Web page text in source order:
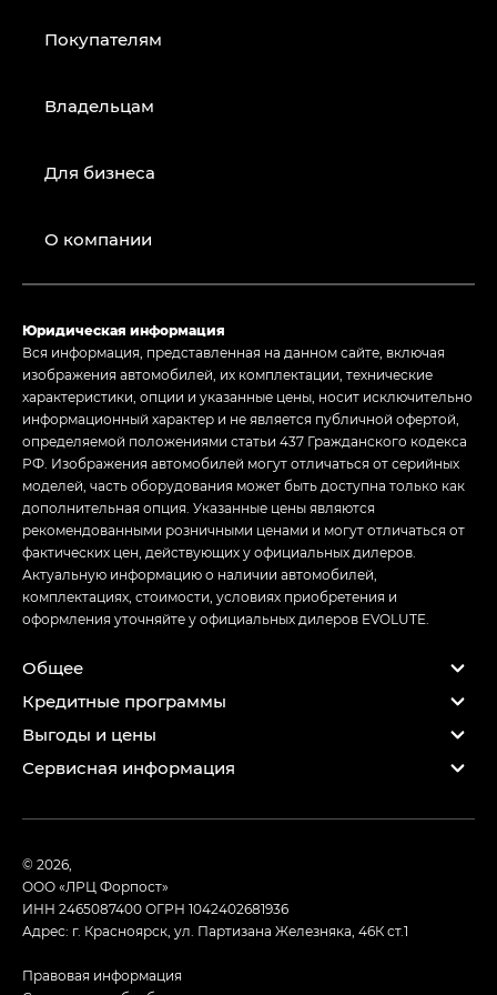
Покупателям
Владельцам
Для бизнеса
О компании
Юридическая информация
Вся информация, представленная на данном сайте, включая
изображения автомобилей, их комплектации, технические
характеристики, опции и указанные цены, носит исключительно
информационный характер и не является публичной офертой,
определяемой положениями статьи 437 Гражданского кодекса
РФ. Изображения автомобилей могут отличаться от серийных
моделей, часть оборудования может быть доступна только как
дополнительная опция. Указанные цены являются
рекомендованными розничными ценами и могут отличаться от
фактических цен, действующих у официальных дилеров.
Актуальную информацию о наличии автомобилей,
комплектациях, стоимости, условиях приобретения и
оформления уточняйте у официальных дилеров EVOLUTE.
Общее
Кредитные программы
Выгоды и цены
Сервисная информация
© 2026,
ООО «ЛРЦ Форпост»
ИНН 2465087400ОГРН 1042402681936
Адрес: г. Красноярск, ул. Партизана Железняка, 46К ст.1
Правовая информация